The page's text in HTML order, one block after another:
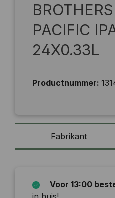
PACIFIC
24X0.33L
Productnummer:
Fabrikant
Voor 13:00